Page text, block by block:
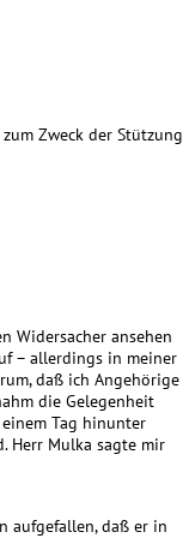
Zweck der Stützung
Widersacher ansehen
– allerdings in meiner
daß ich Angehörige
die Gelegenheit
Tag hinunter
Herr Mulka sagte mir
aufgefallen, daß er in